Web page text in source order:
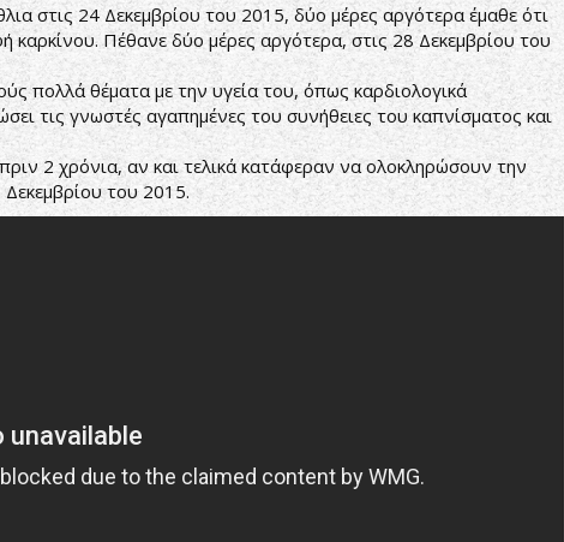
στις 24 Δεκεμβρίου του 2015, δύο μέρες αργότερα έμαθε ότι
καρκίνου. Πέθανε δύο μέρες αργότερα, στις 28 Δεκεμβρίου του
πολλά θέματα με την υγεία του, όπως καρδιολογικά
τις γνωστές αγαπημένες του συνήθειες του καπνίσματος και
2 χρόνια, αν και τελικά κατάφεραν να ολοκληρώσουν την
Δεκεμβρίου του 2015.